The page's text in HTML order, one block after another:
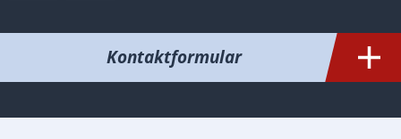
Kontaktformular